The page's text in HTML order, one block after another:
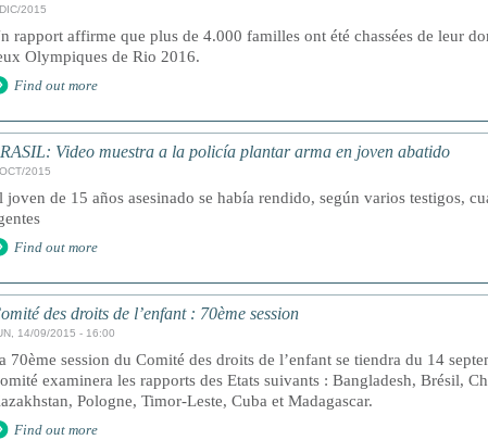
2015
rapport affirme que plus de 4.000 familles ont été chassées de leur
Olympiques de Rio 2016.
Find out more
Video muestra a la policía plantar arma en joven abatido
2015
joven de 15 años asesinado se había rendido, según varios testigos,
Find out more
des droits de l’enfant : 70ème session
14/09/2015 - 16:00
70ème session du Comité des droits de l’enfant se tiendra du 14
examinera les rapports des Etats suivants : Bangladesh, Brésil,
Pologne, Timor-Leste, Cuba et Madagascar.
Find out more